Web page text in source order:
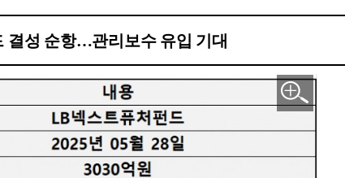
결성 순항…관리보수 유입 기대